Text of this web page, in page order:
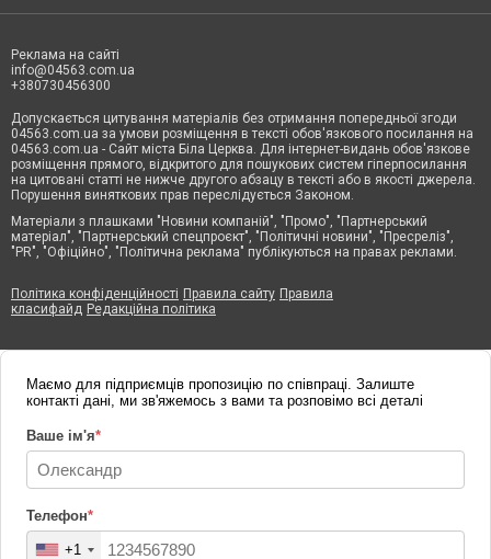
Реклама на сайті
info@04563.com.ua
+380730456300
Допускається цитування матеріалів без отримання попередньої згоди
04563.com.ua за умови розміщення в тексті обов'язкового посилання на
04563.com.ua - Сайт міста Біла Церква. Для інтернет-видань обов'язкове
розміщення прямого, відкритого для пошукових систем гіперпосилання
на цитовані статті не нижче другого абзацу в тексті або в якості джерела.
Порушення виняткових прав переслідується Законом.
Матеріали з плашками "Новини компаній", "Промо", "Партнерський
матеріал", "Партнерський спецпроєкт", "Політичні новини", "Пресреліз",
"PR", "Офіційно", "Політична реклама" публікуються на правах реклами.
Політика конфіденційності Правила сайту Правила
класифайд Редакційна політика
Маємо для підприємців пропозицію по співпраці. Залиште
контакті дані, ми зв'яжемось з вами та розповімо всі деталі
Ваше ім'я*
Телефон*
+1